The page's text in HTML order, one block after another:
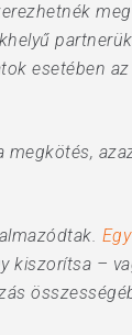
esetében
–